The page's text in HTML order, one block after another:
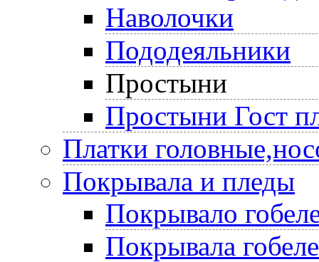
Наволочки
Пододеяльники
Простыни
Простыни Гост
Платки
Покрывала и пледы
Покрывало
Покрывала